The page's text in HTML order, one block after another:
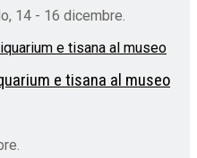
14 - 16 dicembre.
e tisana al museo